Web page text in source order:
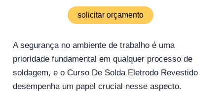
solicitar orçamento
A segurança no ambiente de trabalho é uma
prioridade fundamental em qualquer processo de
soldagem, e o Curso De Solda Eletrodo Revestido
desempenha um papel crucial nesse aspecto.